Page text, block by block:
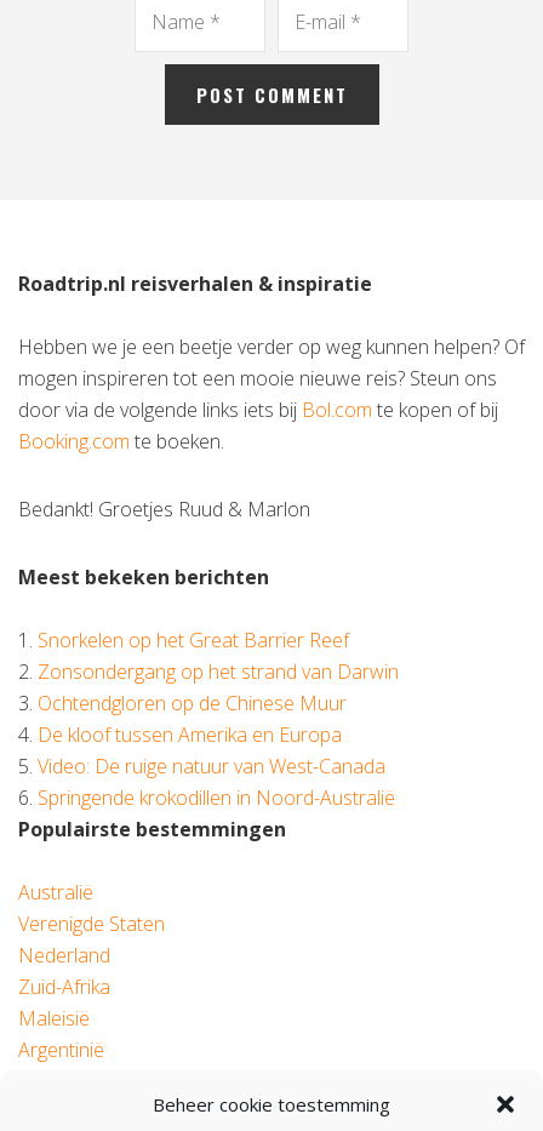
Beheer cookie toestemming
Roadtrip.nl reisverhalen & inspiratie
Hebben we je een beetje verder op weg kunnen helpen? Of
mogen inspireren tot een mooie nieuwe reis? Steun ons
door via de volgende links iets bij Bol.com te kopen of bij
Booking.com te boeken.
Bedankt! Groetjes Ruud & Marlon
Meest bekeken berichten
1. Snorkelen op het Great Barrier Reef
2. Zonsondergang op het strand van Darwin
3. Ochtendgloren op de Chinese Muur
4. De kloof tussen Amerika en Europa
5. Video: De ruige natuur van West-Canada
6. Springende krokodillen in Noord-Australië
Populairste bestemmingen
Australië
Verenigde Staten
Nederland
Zuid-Afrika
Maleisië
Argentinië